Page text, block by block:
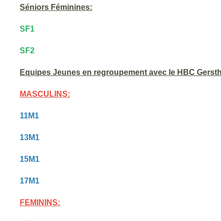
Séniors Féminines:
SF1
SF2
Equipes Jeunes en regroupement avec le HBC
MASCULINS:
11M1
13M1
15M1
17M1
FEMININS: